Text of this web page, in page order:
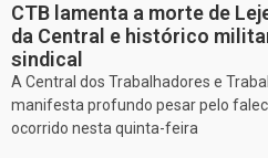
CTB lamenta a morte de
da Central e histórico
sindical
A Central dos Trabalhadores e
manifesta profundo pesar pelo
ocorrido nesta quinta-feira